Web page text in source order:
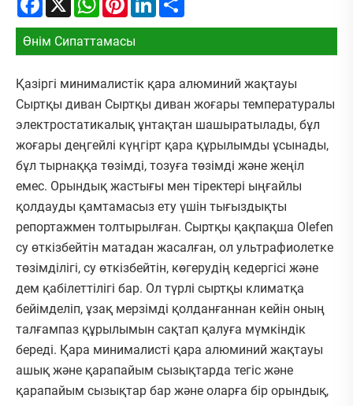
Өнім Сипаттамасы
Қазіргі минималистік қара алюминий жақтауы
Сыртқы диван Сыртқы диван жоғары температуралы
электростатикалық ұнтақтан шашыратылады, бұл
жоғары деңгейлі күңгірт қара құрылымды ұсынады,
бұл тырнаққа төзімді, тозуға төзімді және жеңіл
емес. Орындық жастығы мен тіректері ыңғайлы
қолдауды қамтамасыз ету үшін тығыздықты
репортажмен толтырылған. Сыртқы қақпақша Olefen
су өткізбейтін матадан жасалған, ол ультрафиолетке
төзімділігі, су өткізбейтін, көгерудің кедергісі және
дем қабілеттілігі бар. Ол түрлі сыртқы климатқа
бейімделіп, ұзақ мерзімді қолданғаннан кейін оның
талғампаз құрылымын сақтап қалуға мүмкіндік
береді. Қара минималисті қара алюминий жақтауы
ашық және қарапайым сызықтарда тегіс және
қарапайым сызықтар бар және оларға бір орындық,